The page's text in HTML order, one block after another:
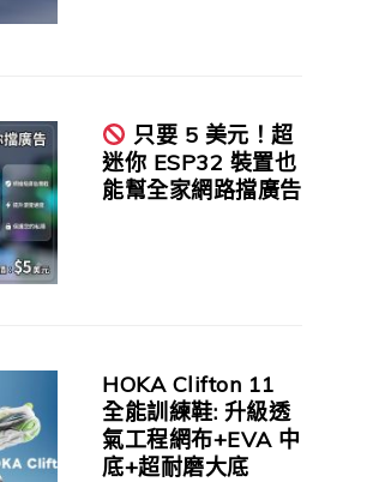
只要 5 美元！超
迷你 ESP32 裝置也
能幫全家網路擋廣告
HOKA Clifton 11
全能訓練鞋: 升級透
氣工程網布+EVA 中
底+超耐磨大底